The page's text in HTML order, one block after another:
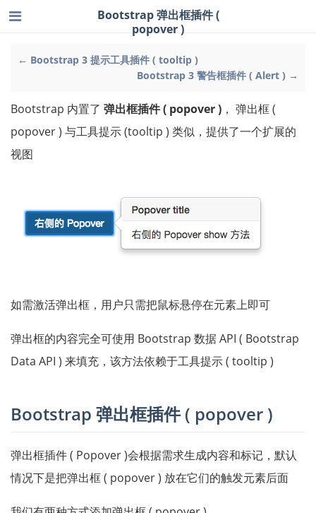
← Bootstrap 3 提示工具插件 ( tooltip )
Bootstrap 3 警告框插件 ( Alert ) →
Bootstrap 弹出框插件 (
popover )
Bootstrap 内置了 弹出框插件 ( popover ) ， 弹出框 (
popover ) 与工具提示 (tooltip ) 类似，提供了一个扩展的
视图
如需激活弹出框，用户只需把鼠标悬停在元素上即可
弹出框的内容完全可使用 Bootstrap 数据 API ( Bootstrap
Data API ) 来填充，该方法依赖于工具提示 ( tooltip )
Bootstrap 弹出框插件 ( popover )
弹出框插件 ( Popover )会根据需求生成内容和标记，默认
情况下是把弹出框 ( popover ) 放在它们的触发元素后面